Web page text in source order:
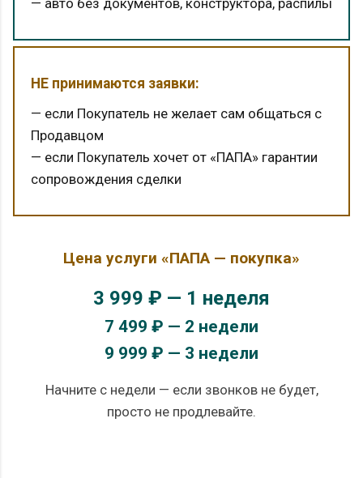
НЕ принимаются заявки:
— если Покупатель не желает сам общаться с
Продавцом
— если Покупатель хочет от «ПАПА» гарантии
сопровождения сделки
Цена услуги «ПАПА — покупка»
3 999 ₽ — 1 неделя
7 499 ₽ — 2 недели
9 999 ₽ — 3 недели
Начните с недели — если звонков не будет,
просто не продлевайте.